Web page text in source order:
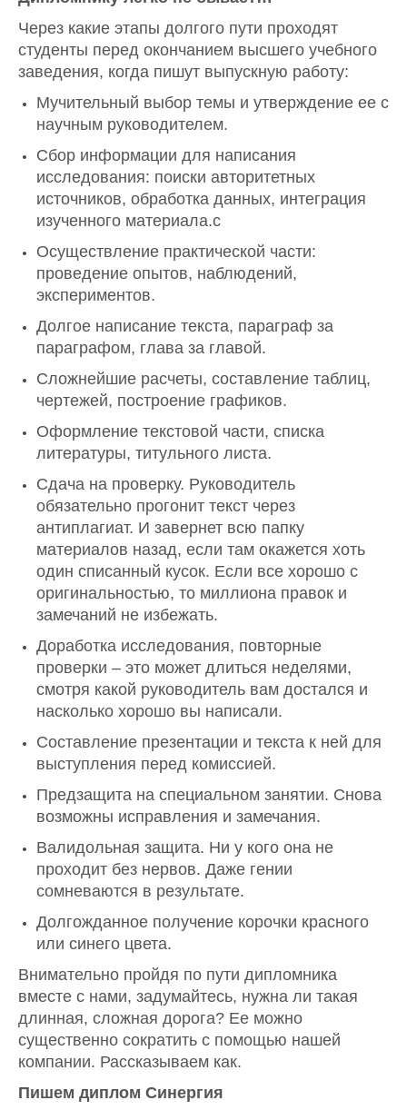
Через какие этапы долгого пути проходят
студенты перед окончанием высшего учебного
заведения, когда пишут выпускную работу:
Мучительный выбор темы и утверждение ее с
научным руководителем.
Сбор информации для написания
исследования: поиски авторитетных
источников, обработка данных, интеграция
изученного материала.с
Осуществление практической части:
проведение опытов, наблюдений,
экспериментов.
Долгое написание текста, параграф за
параграфом, глава за главой.
Сложнейшие расчеты, составление таблиц,
чертежей, построение графиков.
Оформление текстовой части, списка
литературы, титульного листа.
Сдача на проверку. Руководитель
обязательно прогонит текст через
антиплагиат. И завернет всю папку
материалов назад, если там окажется хоть
один списанный кусок. Если все хорошо с
оригинальностью, то миллиона правок и
замечаний не избежать.
Доработка исследования, повторные
проверки – это может длиться неделями,
смотря какой руководитель вам достался и
насколько хорошо вы написали.
Составление презентации и текста к ней для
выступления перед комиссией.
Предзащита на специальном занятии. Снова
возможны исправления и замечания.
Валидольная защита. Ни у кого она не
проходит без нервов. Даже гении
сомневаются в результате.
Долгожданное получение корочки красного
или синего цвета.
Внимательно пройдя по пути дипломника
вместе с нами, задумайтесь, нужна ли такая
длинная, сложная дорога? Ее можно
существенно сократить с помощью нашей
компании. Рассказываем как.
Пишем диплом Синергия